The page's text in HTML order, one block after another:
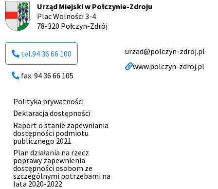
Urząd Miejski w Połczynie-Zdroju
Plac Wolności 3-4
78-320 Połczyn-Zdrój
tel.94 36 66 100
fax. 94 36 66 105
urzad@polczyn-zdroj.pl
www.polczyn-zdroj.pl
Menu
stopki
Polityka prywatności
Deklaracja dostępności
Raport o stanie zapewniania
dostępności podmiotu
publicznego 2021
Plan działania na rzecz
poprawy zapewnienia
dostępności osobom ze
szczególnymi potrzebami na
lata 2020-2022